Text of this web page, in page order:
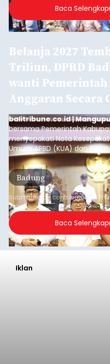
Baca
Belanja 2027
Triliun, DPRD
wanti Pemerintah
Anggaran Secara
balitribune.co.id |
bersama Pemerintah
menyepakati Nota
Umum APBD (KUA) dan
Sementara (PPAS) Tahun
rapat paripurna yang digelar
Badung, Kamis (6/8/2026).
Badung
Submitted bycontributor on
Baca
Iklan